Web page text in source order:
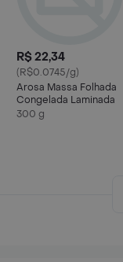
R$ 22,34
(R$0.0745/g)
Arosa Massa Folhada
Congelada Laminada
300 g